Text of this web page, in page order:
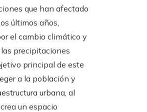
que han afectado
últimos años,
el cambio climático y
precipitaciones
principal de este
a la población y
urbana, al
un espacio